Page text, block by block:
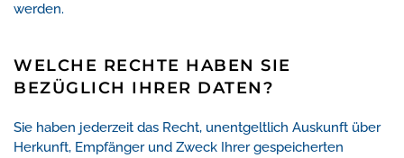
werden.
WELCHE RECHTE HABEN SIE
BEZÜGLICH IHRER DATEN?
Sie haben jederzeit das Recht, unentgeltlich Auskunft über
Herkunft, Empfänger und Zweck Ihrer gespeicherten